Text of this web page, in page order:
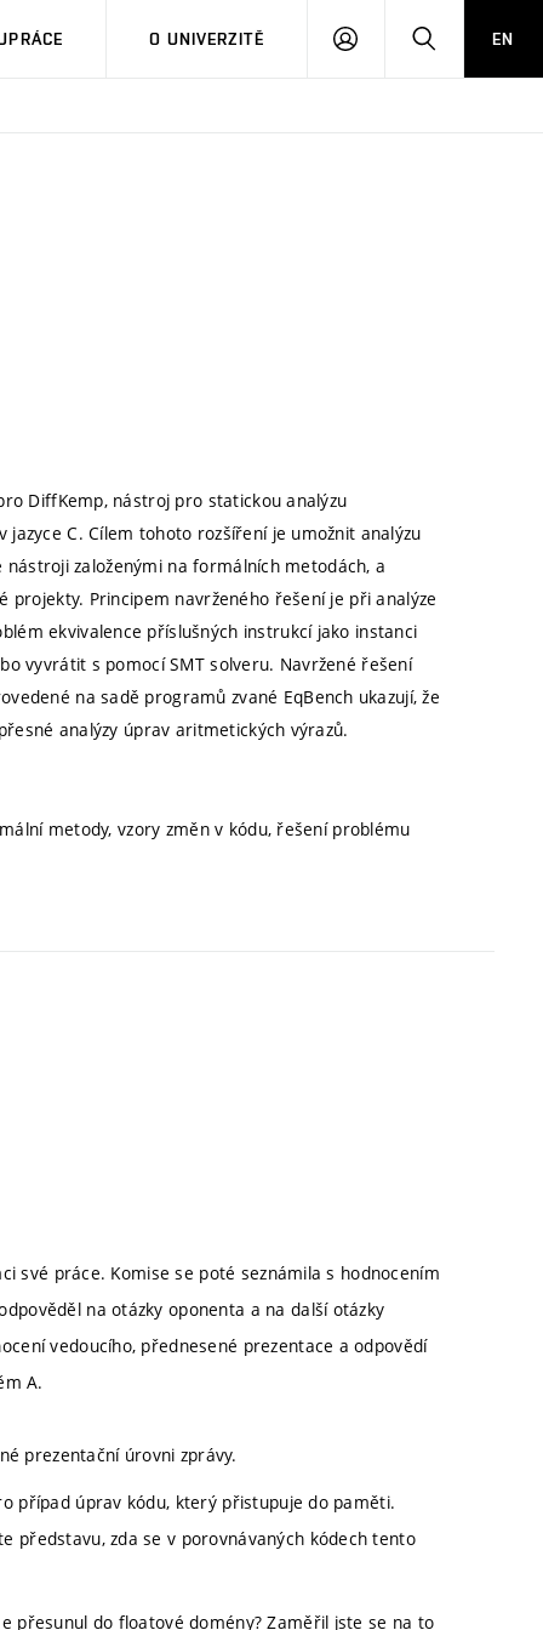
O UNIVERZITĚ
PŘIHLÁSIT HLEDATEN
DiffKemp, nástroj pro statickou analýzu
C. Cílem tohoto rozšíření je umožnit analýzu
založenými na formálních metodách, a
Principem navrženého řešení je při analýze
ekvivalence příslušných instrukcí jako instanci
vyvrátit s pomocí SMT solveru. Navržené řešení
na sadě programů zvané EqBench ukazují, že
analýzy úprav aritmetických výrazů.
metody, vzory změn v kódu, řešení problému
své práce. Komise se poté seznámila s hodnocením
na otázky oponenta a na další otázky
vedoucího, přednesené prezentace a odpovědí
A.
prezentační úrovni zprávy.
případ úprav kódu, který přistupuje do paměti.
představu, zda se v porovnávaných kódech tento
přesunul do floatové domény? Zaměřil jste se na to